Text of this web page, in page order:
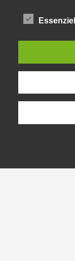
Essenziell